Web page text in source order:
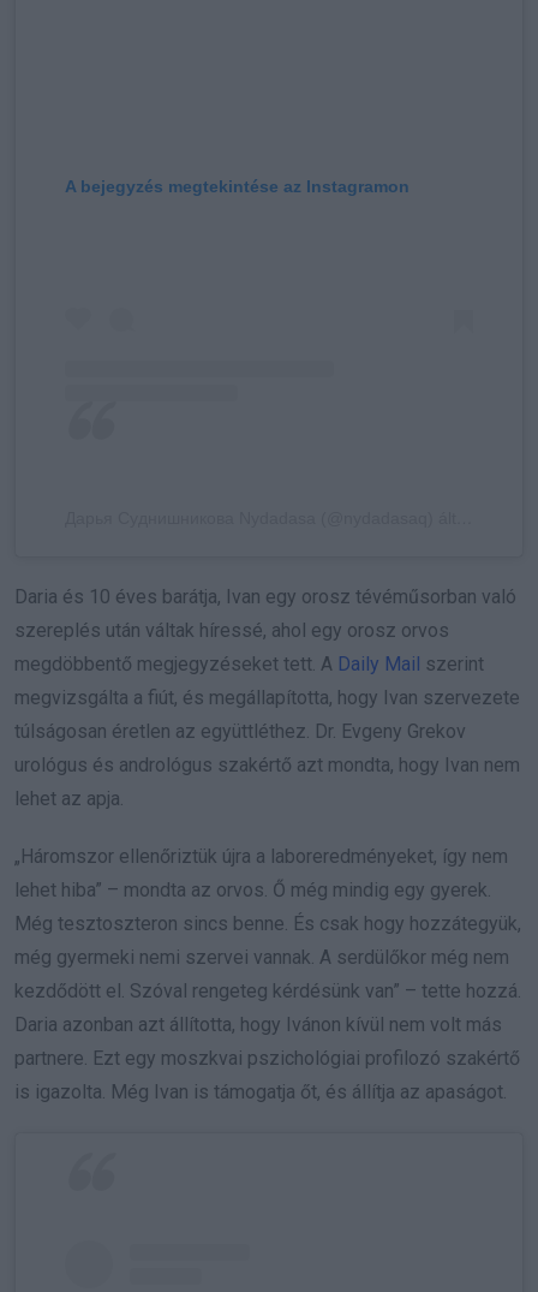
A bejegyzés megtekintése az Instagramon
Daria és 10 éves barátja, Ivan egy orosz tévéműsorban való
szereplés után váltak híressé, ahol egy orosz orvos
megdöbbentő megjegyzéseket tett. A Daily Mail szerint
megvizsgálta a fiút, és megállapította, hogy Ivan szervezete
túlságosan éretlen az együttléthez. Dr. Evgeny Grekov
urológus és andrológus szakértő azt mondta, hogy Ivan nem
lehet az apja.
„Háromszor ellenőriztük újra a laboreredményeket, így nem
lehet hiba” – mondta az orvos. Ő még mindig egy gyerek.
Még tesztoszteron sincs benne. És csak hogy hozzátegyük,
még gyermeki nemi szervei vannak. A serdülőkor még nem
kezdődött el. Szóval rengeteg kérdésünk van” – tette hozzá.
Daria azonban azt állította, hogy Ivánon kívül nem volt más
partnere. Ezt egy moszkvai pszichológiai profilozó szakértő
is igazolta. Még Ivan is támogatja őt, és állítja az apaságot.